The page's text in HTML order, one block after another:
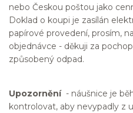
nebo Českou poštou jako
Doklad o koupi je zasílán
papírové provedení, prosím,
objednávce - děkuji za
způsobený odpad.
Upozornění - náušnice je
kontrolovat, aby nevypadly z